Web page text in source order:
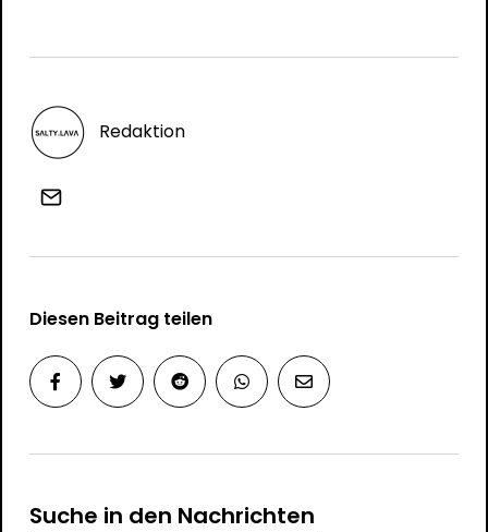
Redaktion
Diesen Beitrag teilen
Suche in den Nachrichten